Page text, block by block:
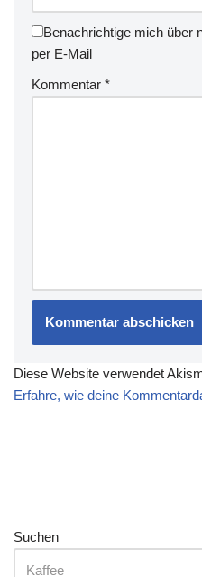
Benachrichtige mich über
per E-Mail
Kommentar *
Diese Website verwendet
Erfahre, wie deine
Suchen